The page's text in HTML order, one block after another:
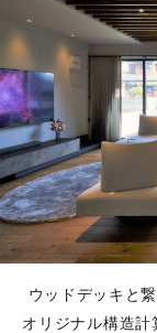
ウッドデッキと
オリジナル構造計